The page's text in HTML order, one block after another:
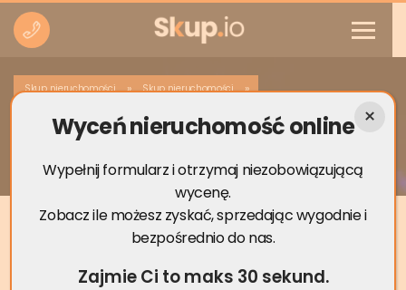
Skup nieruchomości » Skup nieruchomości »
Skup nieruchomości Czarna Białostocka
Wyceń nieruchomość online
Wypełnij formularz i otrzymaj niezobowiązującą
wycenę.
Zobacz ile możesz zyskać, sprzedając wygodnie i
bezpośrednio do nas.
Zajmie Ci to maks 30 sekund.